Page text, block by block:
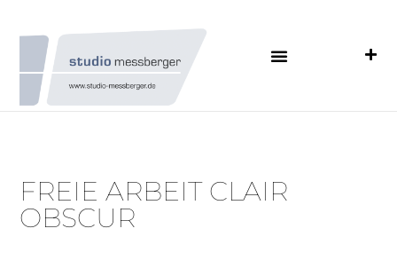
FREIE ARBEIT CLAIR
OBSCUR